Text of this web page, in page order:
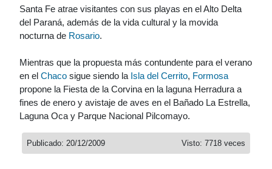
Santa Fe atrae visitantes con sus playas en el Alto Delta
del Paraná, además de la vida cultural y la movida
nocturna de Rosario.
Mientras que la propuesta más contundente para el verano
en el Chaco sigue siendo la Isla del Cerrito, Formosa
propone la Fiesta de la Corvina en la laguna Herradura a
fines de enero y avistaje de aves en el Bañado La Estrella,
Laguna Oca y Parque Nacional Pilcomayo.
Visto: 7718 veces
Publicado: 20/12/2009